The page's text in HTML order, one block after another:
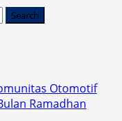
Otomotif
Ramadhan